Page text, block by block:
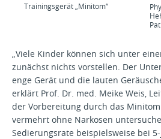
Trainingsgerät „Minitom“
„Viele Kinder können sich unter
zunächst nichts vorstellen. Der
enge Gerät und die lauten
erklärt Prof. Dr. med. Meike Weis,
der Vorbereitung durch das
vermehrt ohne Narkosen
Sedierungsrate beispielsweise bei